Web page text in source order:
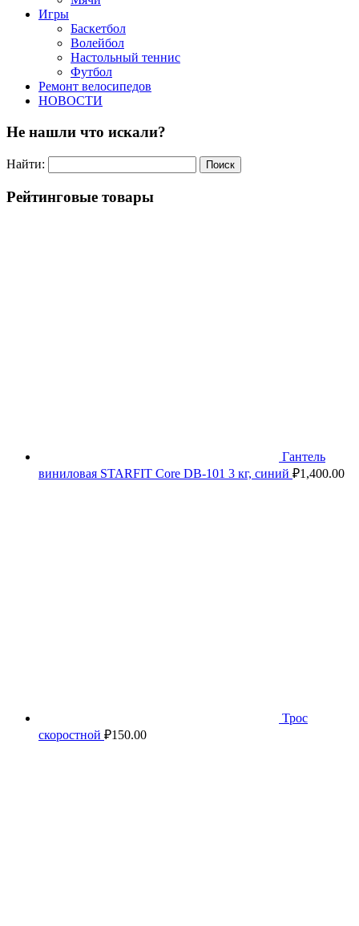
Игры
Баскетбол
Волейбол
Настольный теннис
Футбол
Ремонт велосипедов
НОВОСТИ
Не нашли что искали?
Найти:
Рейтинговые товары
Гантель
виниловая STARFIT Core DB-101 3 кг, синий ₽1,400.00
Трос
скоростной ₽150.00